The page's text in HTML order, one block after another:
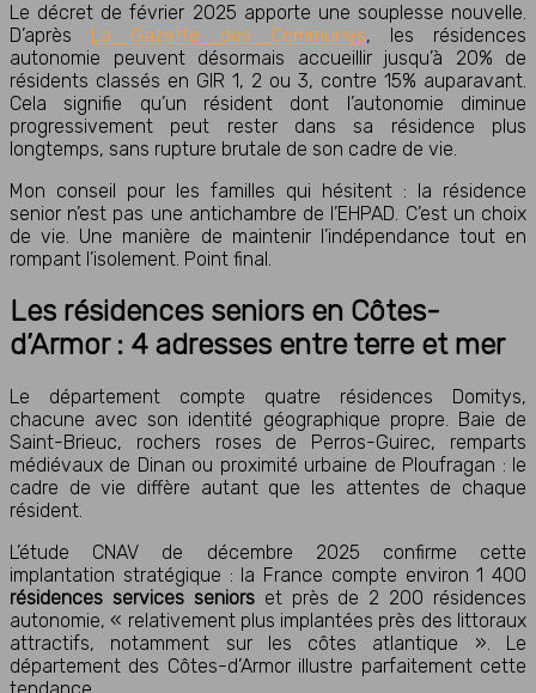
Le décret de février 2025 apporte une souplesse nouvelle.
D’après La Gazette des Communes, les résidences
autonomie peuvent désormais accueillir jusqu’à 20% de
résidents classés en GIR 1, 2 ou 3, contre 15% auparavant.
Cela signifie qu’un résident dont l’autonomie diminue
progressivement peut rester dans sa résidence plus
longtemps, sans rupture brutale de son cadre de vie.
Mon conseil pour les familles qui hésitent : la résidence
senior n’est pas une antichambre de l’EHPAD. C’est un choix
de vie. Une manière de maintenir l’indépendance tout en
rompant l’isolement. Point final.
Les résidences seniors en Côtes-
d’Armor : 4 adresses entre terre et mer
Le département compte quatre résidences Domitys,
chacune avec son identité géographique propre. Baie de
Saint-Brieuc, rochers roses de Perros-Guirec, remparts
médiévaux de Dinan ou proximité urbaine de Ploufragan : le
cadre de vie diffère autant que les attentes de chaque
résident.
L’étude CNAV de décembre 2025 confirme cette
implantation stratégique : la France compte environ 1 400
résidences services seniorset près de 2 200 résidences
autonomie, « relativement plus implantées près des littoraux
attractifs, notamment sur les côtes atlantique ». Le
département des Côtes-d’Armor illustre parfaitement cette